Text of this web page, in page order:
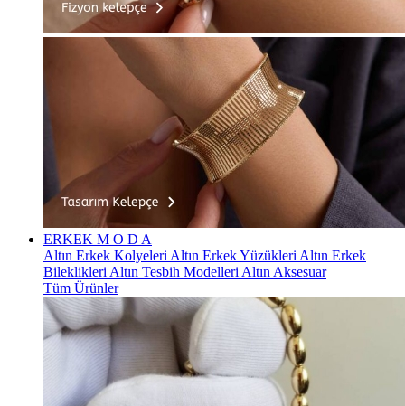
ERKEK M O D A
Altın Erkek Kolyeleri Altın Erkek Yüzükleri Altın Erkek
Bileklikleri Altın Tesbih Modelleri Altın Aksesuar
Tüm Ürünler